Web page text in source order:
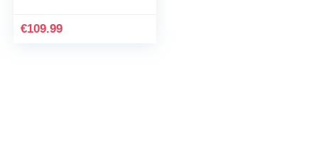
alarmsysteem, compact
€109.99